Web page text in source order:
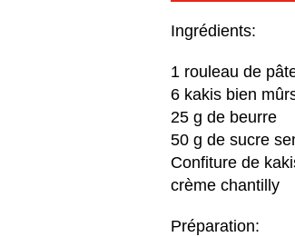
Ingrédients:
1 rouleau de
6 kakis bien
25 g de beurre
50 g de sucre
Confiture de
crème chantilly
Préparation: